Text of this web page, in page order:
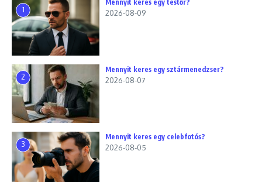
1
Mennyit keres egy testőr?
2026-08-09
2
Mennyit keres egy sztármenedzser?
2026-08-07
3
Mennyit keres egy celebfotós?
2026-08-05